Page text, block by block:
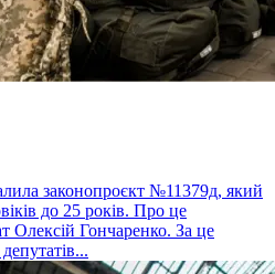
законопроєкт №11379д, який
до 25 років. Про це
Олексій Гончаренко. За це